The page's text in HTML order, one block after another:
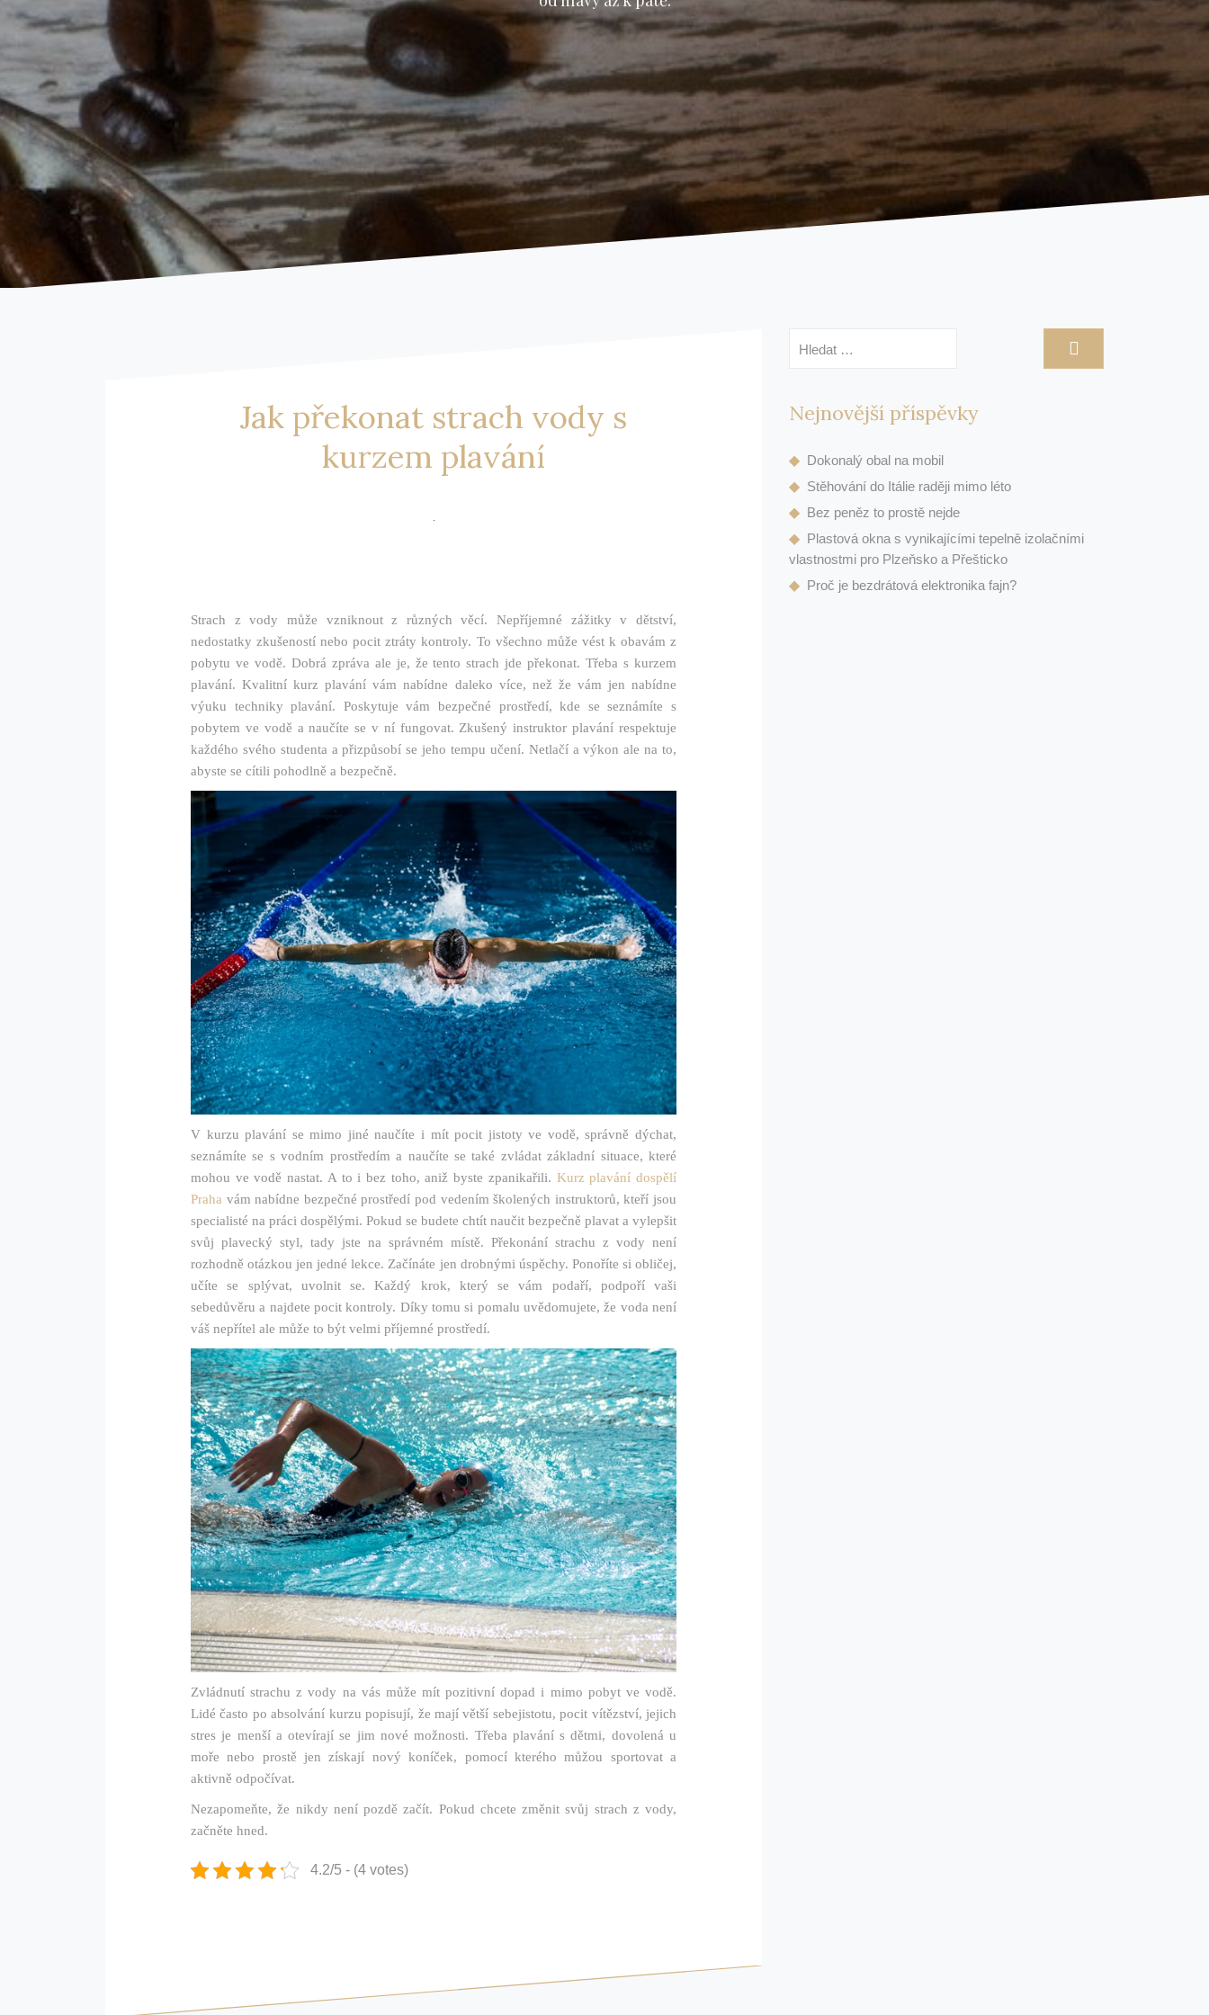
Jak překonat strach vody s
kurzem plavání
Strach z vody může vzniknout z různých věcí. Nepříjemné zážitky v dětství,
nedostatky zkušeností nebo pocit ztráty kontroly. To všechno může vést k obavám z
pobytu ve vodě. Dobrá zpráva ale je, že tento strach jde překonat. Třeba s kurzem
plavání.Kvalitní kurz plavání vám nabídne daleko více, než že vám jen nabídne
výuku techniky plavání. Poskytuje vám bezpečné prostředí, kde se seznámíte s
pobytem ve vodě a naučíte se v ní fungovat. Zkušený instruktor plavání respektuje
každého svého studenta a přizpůsobí se jeho tempu učení. Netlačí a výkon ale na to,
abyste se cítili pohodlně a bezpečně.
V kurzu plavání se mimo jiné naučíte i mít pocit jistoty ve vodě, správně dýchat,
seznámíte se s vodním prostředím a naučíte se také zvládat základní situace, které
mohou ve vodě nastat. A to i bez toho, aniž byste zpanikařili. Kurz plavání dospělí
Praha vám nabídne bezpečné prostředí pod vedením školených instruktorů, kteří jsou
specialisté na práci dospělými. Pokud se budete chtít naučit bezpečně plavat a vylepšit
svůj plavecký styl, tady jste na správném místě. Překonání strachu z vody není
rozhodně otázkou jen jedné lekce. Začínáte jen drobnými úspěchy. Ponoříte si obličej,
učíte se splývat, uvolnit se. Každý krok, který se vám podaří, podpoří vaši
sebedůvěru a najdete pocit kontroly. Díky tomu si pomalu uvědomujete, že voda není
váš nepřítel ale může to být velmi příjemné prostředí.
Zvládnutí strachu z vody na vás může mít pozitivní dopad i mimo pobyt ve vodě.
Lidé často po absolvání kurzu popisují, že mají větší sebejistotu, pocit vítězství, jejich
stres je menší a otevírají se jim nové možnosti. Třeba plavání s dětmi, dovolená u
moře nebo prostě jen získají nový koníček, pomocí kterého můžou sportovat a
aktivně odpočívat.
Nezapomeňte, že nikdy není pozdě začít. Pokud chcete změnit svůj strach z vody,
začněte hned.
4.2/5 - (4 votes)
Nejnovější příspěvky
Dokonalý obal na mobil
Stěhování do Itálie raději mimo léto
Bez peněz to prostě nejde
Plastová okna s vynikajícími tepelně izolačními
vlastnostmi pro Plzeňsko a Přešticko
Proč je bezdrátová elektronika fajn?